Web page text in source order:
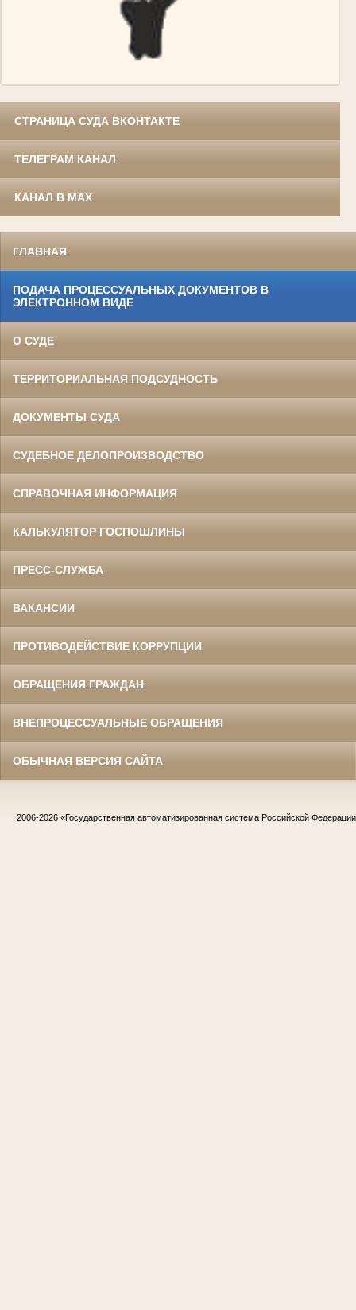
СТРАНИЦА СУДА ВКОНТАКТЕ
ТЕЛЕГРАМ КАНАЛ
КАНАЛ В MAX
ГЛАВНАЯ
ПОДАЧА ПРОЦЕССУАЛЬНЫХ ДОКУМЕНТОВ В
ЭЛЕКТРОННОМ ВИДЕ
О СУДЕ
ТЕРРИТОРИАЛЬНАЯ ПОДСУДНОСТЬ
ДОКУМЕНТЫ СУДА
СУДЕБНОЕ ДЕЛОПРОИЗВОДСТВО
СПРАВОЧНАЯ ИНФОРМАЦИЯ
КАЛЬКУЛЯТОР ГОСПОШЛИНЫ
ПРЕСС-СЛУЖБА
ВАКАНСИИ
ПРОТИВОДЕЙСТВИЕ КОРРУПЦИИ
ОБРАЩЕНИЯ ГРАЖДАН
ВНЕПРОЦЕССУАЛЬНЫЕ ОБРАЩЕНИЯ
ОБЫЧНАЯ ВЕРСИЯ САЙТА
2006-2026 «Государственная автоматизированная система Российской